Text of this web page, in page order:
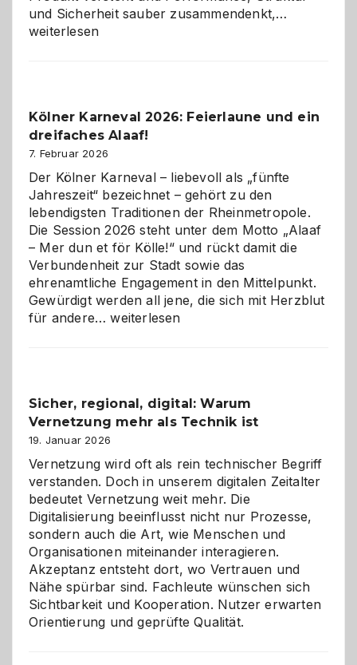
und Sicherheit sauber zusammendenkt,…
geworden
weiterlesen
Kölner Karneval 2026: Feierlaune und ein
dreifaches Alaaf!
7. Februar 2026
Der Kölner Karneval – liebevoll als „fünfte
Jahreszeit“ bezeichnet – gehört zu den
lebendigsten Traditionen der Rheinmetropole.
Die Session 2026 steht unter dem Motto „Alaaf
– Mer dun et för Kölle!“ und rückt damit die
Verbundenheit zur Stadt sowie das
ehrenamtliche Engagement in den Mittelpunkt.
Gewürdigt werden all jene, die sich mit Herzblut
für andere…Kölner
ein
dreifaches
Alaaf!
weiterlesen
Sicher, regional, digital: Warum
Vernetzung mehr als Technik ist
19. Januar 2026
Vernetzung wird oft als rein technischer Begriff
verstanden. Doch in unserem digitalen Zeitalter
bedeutet Vernetzung weit mehr. Die
Digitalisierung beeinflusst nicht nur Prozesse,
sondern auch die Art, wie Menschen und
Organisationen miteinander interagieren.
Akzeptanz entsteht dort, wo Vertrauen und
Nähe spürbar sind. Fachleute wünschen sich
Sichtbarkeit und Kooperation. Nutzer erwarten
Orientierung und geprüfte Qualität.